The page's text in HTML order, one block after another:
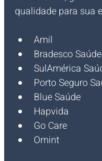
qualidade para sua
Amil
Bradesco Saúde
SulAmérica
Porto Seguro
Blue Saúde
Hapvida
Go Care
Omint